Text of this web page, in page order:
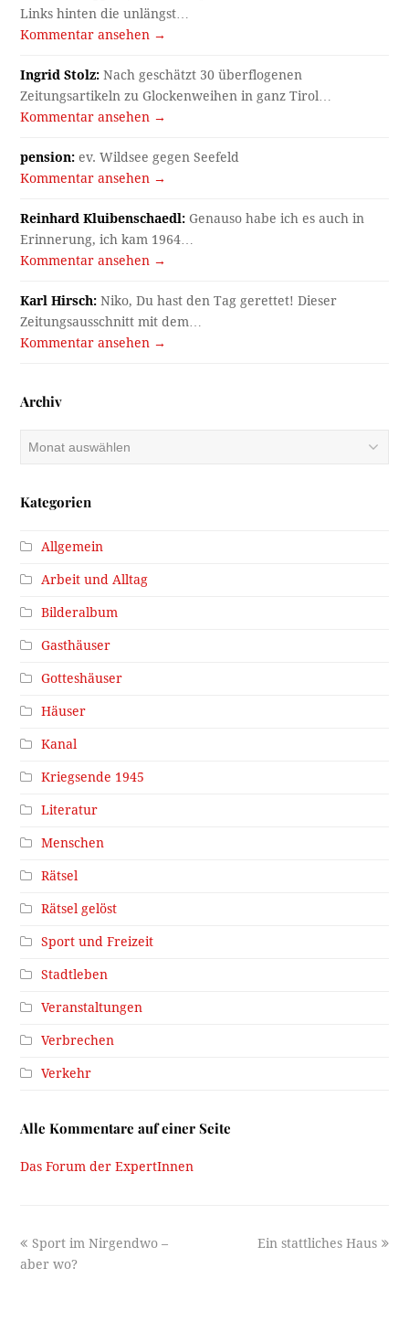
Links hinten die unlängst…
Kommentar ansehen →
Ingrid Stolz: Nach geschätzt 30 überflogenen
Zeitungsartikeln zu Glockenweihen in ganz Tirol…
Kommentar ansehen →
pension: ev. Wildsee gegen Seefeld
Kommentar ansehen →
Reinhard Kluibenschaedl: Genauso habe ich es auch in
Erinnerung, ich kam 1964…
Kommentar ansehen →
Karl Hirsch: Niko, Du hast den Tag gerettet! Dieser
Zeitungsausschnitt mit dem…
Kommentar ansehen →
Archiv
Archiv
Kategorien
Allgemein
Arbeit und Alltag
Bilderalbum
Gasthäuser
Gotteshäuser
Häuser
Kanal
Kriegsende 1945
Literatur
Menschen
Rätsel
Rätsel gelöst
Sport und Freizeit
Stadtleben
Veranstaltungen
Verbrechen
Verkehr
Alle Kommentare auf einer Seite
Das Forum der ExpertInnen
previous
post:
Sport im Nirgendwo –
aber wo?
next
Ein stattliches Haus